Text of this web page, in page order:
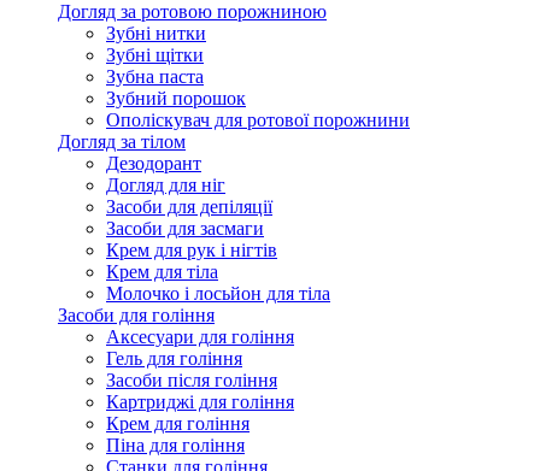
Догляд за ротовою порожниною
Зубні нитки
Зубні щітки
Зубна паста
Зубний порошок
Ополіскувач для ротової порожнини
Догляд за тілом
Дезодорант
Догляд для ніг
Засоби для депіляції
Засоби для засмаги
Крем для рук і нігтів
Крем для тіла
Молочко і лосьйон для тіла
Засоби для гоління
Аксесуари для гоління
Гель для гоління
Засоби після гоління
Картриджі для гоління
Крем для гоління
Піна для гоління
Станки для гоління